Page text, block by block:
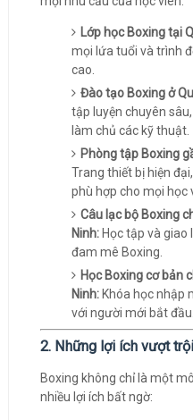
Lớp học Boxing tại
mọi lứa tuổi và trình
cao.
Đào tạo Boxing ở
tập luyện chuyên
làm chủ các kỹ thuật.
Phòng tập Boxing
Trang thiết bị hiện
phù hợp cho mọi học
Câu lạc bộ Boxing
Ninh:Học tập và giao
đam mê Boxing.
Học Boxing cơ bản
Ninh:Khóa học nhập
với người mới bắt đầu.
2. Những lợi ích vượt
Boxing không chỉ là một
nhiều lợi ích bất ngờ: